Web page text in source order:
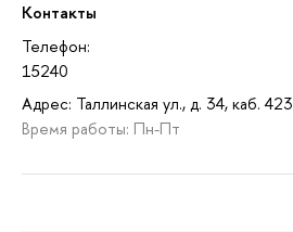
Контакты
Телефон:
15240
Адрес: Таллинская ул., д. 34, каб. 423
Время работы: Пн-Пт